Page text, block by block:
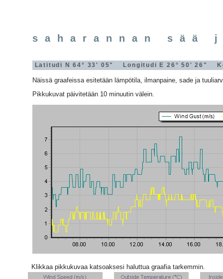
saharannan sää
Latitudi N 64° 33' 05" Longitudi E 26° 50' 26"
Näissä graafeissa esitetään lämpötila, ilmanpaine, sade ja
Pikkukuvat päivitetään 10 minuutin välein.
Klikkaa pikkukuvaa katsoaksesi haluttua graafia tarkemmin.